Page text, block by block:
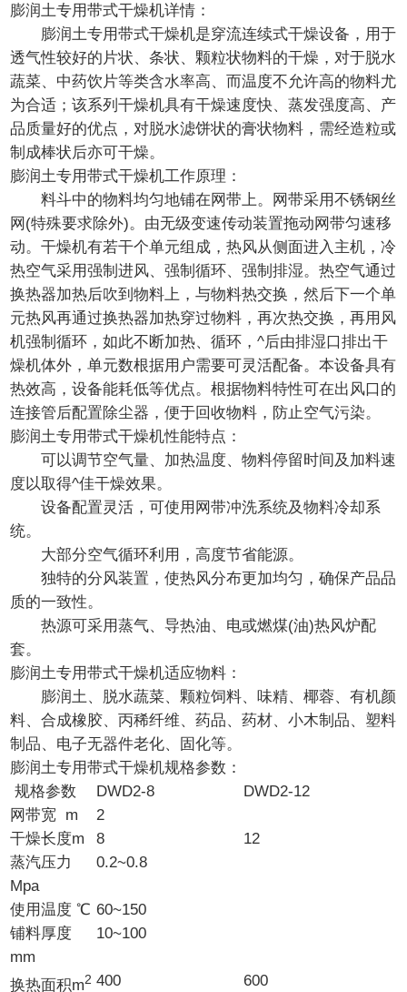
膨润土专用带式干燥机详情：
膨润土专用带式干燥机是穿流连续式干燥设备，用于
透气性较好的片状、条状、颗粒状物料的干燥，对于脱水
蔬菜、中药饮片等类含水率高、而温度不允许高的物料尤
为合适；该系列干燥机具有干燥速度快、蒸发强度高、产
品质量好的优点，对脱水滤饼状的膏状物料，需经造粒或
制成棒状后亦可干燥。
膨润土专用带式干燥机工作原理：
料斗中的物料均匀地铺在网带上。网带采用不锈钢丝
网(特殊要求除外)。由无级变速传动装置拖动网带匀速移
动。干燥机有若干个单元组成，热风从侧面进入主机，冷
热空气采用强制进风、强制循环、强制排湿。热空气通过
换热器加热后吹到物料上，与物料热交换，然后下一个单
元热风再通过换热器加热穿过物料，再次热交换，再用风
机强制循环，如此不断加热、循环，^后由排湿口排出干
燥机体外，单元数根据用户需要可灵活配备。本设备具有
热效高，设备能耗低等优点。根据物料特性可在出风口的
连接管后配置除尘器，便于回收物料，防止空气污染。
膨润土专用带式干燥机性能特点：
可以调节空气量、加热温度、物料停留时间及加料速
度以取得^佳干燥效果。
设备配置灵活，可使用网带冲洗系统及物料冷却系
统。
大部分空气循环利用，高度节省能源。
独特的分风装置，使热风分布更加均匀，确保产品品
质的一致性。
热源可采用蒸气、导热油、电或燃煤(油)热风炉配
套。
膨润土专用带式干燥机适应物料：
膨润土、脱水蔬菜、颗粒饲料、味精、椰蓉、有机颜
料、合成橡胶、丙稀纤维、药品、药材、小木制品、塑料
制品、电子无器件老化、固化等。
膨润土专用带式干燥机规格参数：
规格参数
DWD2-8
DWD2-12
网带宽 m
2
干燥长度m
8
12
蒸汽压力
Mpa
0.2~0.8
使用温度 ℃ 60~150
铺料厚度
mm
10~100
换热面积m2 400 600